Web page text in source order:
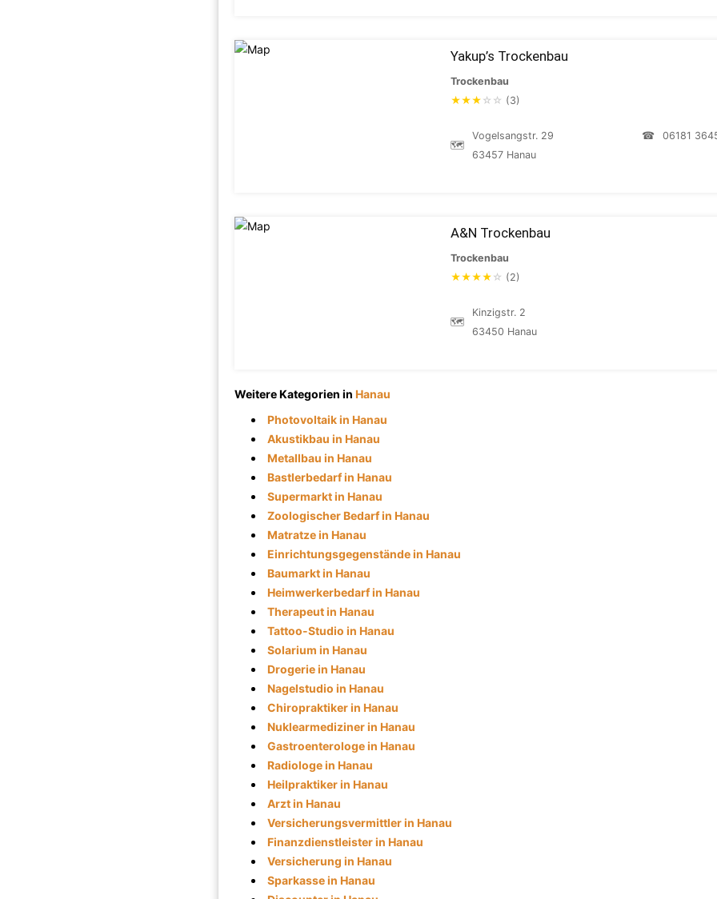
Yakup’s Trockenbau
Trockenbau
★★★ ☆ ☆ (3)
🗺
Vogelsangstr. 29
63457 Hanau
☎ 06181
A&N Trockenbau
Trockenbau
★★★★ ☆ (2)
🗺
Kinzigstr. 2
63450 Hanau
Weitere Kategorien in Hanau
Photovoltaik in Hanau
Akustikbau in Hanau
Metallbau in Hanau
Bastlerbedarf in Hanau
Supermarkt in Hanau
Zoologischer Bedarf in Hanau
Matratze in Hanau
Einrichtungsgegenstände in Hanau
Baumarkt in Hanau
Heimwerkerbedarf in Hanau
Therapeut in Hanau
Tattoo-Studio in Hanau
Solarium in Hanau
Drogerie in Hanau
Nagelstudio in Hanau
Chiropraktiker in Hanau
Nuklearmediziner in Hanau
Gastroenterologe in Hanau
Radiologe in Hanau
Heilpraktiker in Hanau
Arzt in Hanau
Versicherungsvermittler in Hanau
Finanzdienstleister in Hanau
Versicherung in Hanau
Sparkasse in Hanau